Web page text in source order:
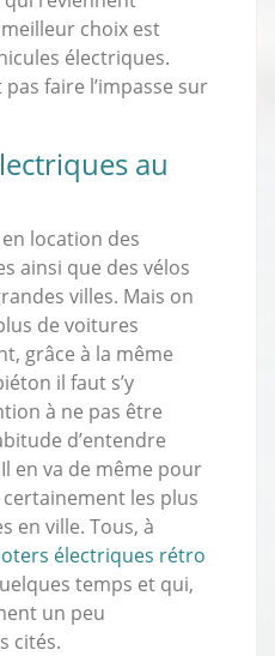
meilleur choix est
électriques.
faire l’impasse sur
au
location des
ainsi que des vélos
villes. Mais on
de voitures
grâce à la même
il faut s’y
à ne pas être
d’entendre
en va de même pour
les plus
en ville. Tous, à
électriques rétro
temps et qui,
un peu
cités.